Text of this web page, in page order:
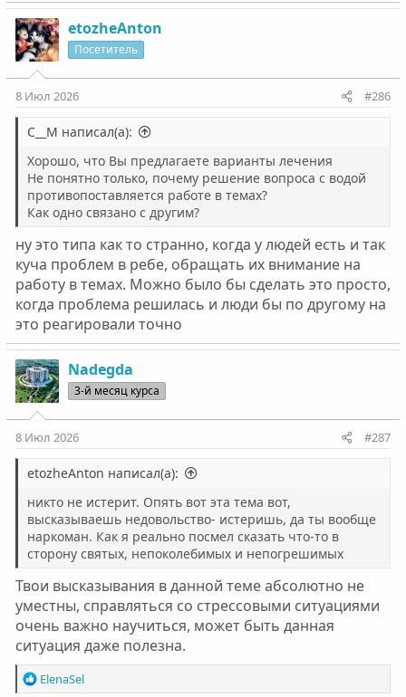
etozheAnton
Посетитель
8 Июл 2026 #286
С__М написал(а):
Хорошо, что Вы предлагаете варианты лечения
Не понятно только, почему решение вопроса с водой
противопоставляется работе в темах?
Как одно связано с другим?
ну это типа как то странно, когда у людей есть и так
куча проблем в ребе, обращать их внимание на
работу в темах. Можно было бы сделать это просто,
когда проблема решилась и люди бы по другому на
это реагировали точно
Nadegda
3-й месяц курса
8 Июл 2026 #287
etozheAnton написал(а):
никто не истерит. Опять вот эта тема вот,
высказываешь недовольство- истеришь, да ты вообще
наркоман. Как я реально посмел сказать что-то в
сторону святых, непоколебимых и непогрешимых
Твои высказывания в данной теме абсолютно не
уместны, справляться со стрессовыми ситуациями
очень важно научиться, может быть данная
ситуация даже полезна.
РElenaSel